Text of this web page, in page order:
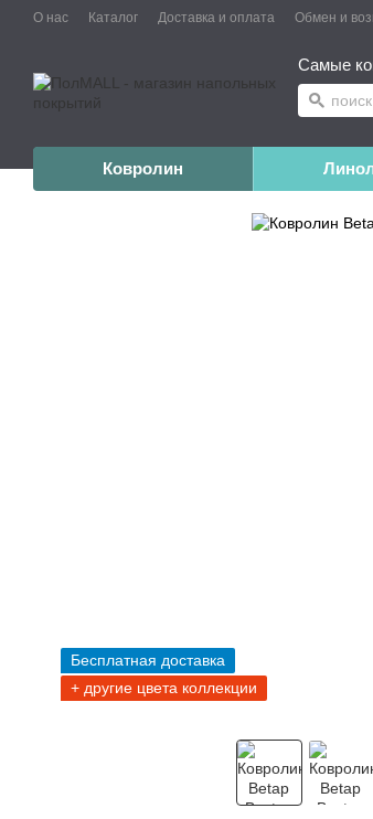
О нас Каталог Доставка и оплата Обмен и
Самые
Ковролин
Бесплатная доставка
+ другие цвета коллекции